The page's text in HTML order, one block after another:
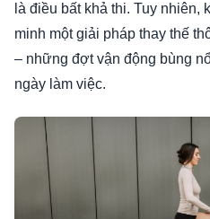
là điều bất khả thi. Tuy nhiên,
minh một giải pháp thay thế
– những đợt vận động bùng
ngày làm việc.